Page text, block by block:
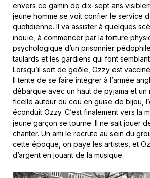
envers ce gamin de dix-sept ans
jeune homme se voit confier le service
quotidienne. Il va assister à quelques
inouïe, à commencer par la torture
psychologique d’un prisonnier
taulards et les gardiens qui font
Lorsqu’il sort de geôle, Ozzy est
Il tente de se faire intégrer à l’armée
débarque avec un haut de pyjama et un
ficelle autour du cou en guise de bijou,
éconduit Ozzy. C’est finalement vers la
jeune garçon se tourne. Il ne sait jouer
chanter. Un ami le recrute au sein du
cette époque, on paye les artistes, et
d’argent en jouant de la musique.